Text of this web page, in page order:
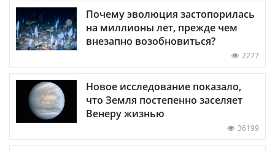
Почему эволюция застопорилась
на миллионы лет, прежде чем
внезапно возобновиться?
2277
Новое исследование показало,
что Земля постепенно заселяет
Венеру жизнью
36199